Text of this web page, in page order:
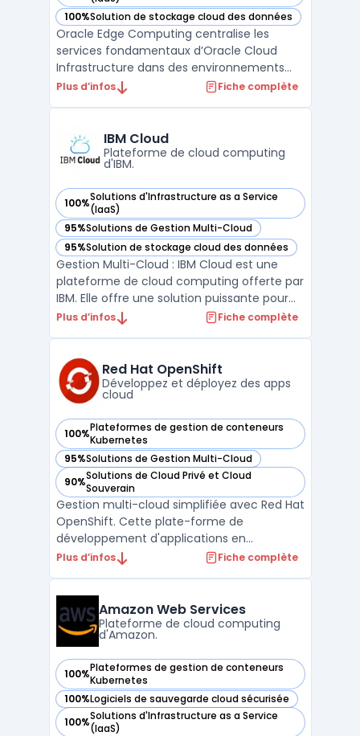
100%Solution de stockage cloud des données
— voir Oracle Cloud Infrastructure dans cette catégorie
Oracle Edge Computing centralise les
services fondamentaux d’Oracle Cloud
Infrastructure dans des environnements
distribués, sur site ou isolés. Les entreprises
renforcées disposent d'une solution pour
traiter leu ...
Plus d’infos Fiche complète
IBM Cloud
Plateforme de cloud computing
d'IBM.
100%Solutions d'Infrastructure as a Service
(IaaS)
— voir IBM Cloud dans cette catégorie
95%Solutions de Gestion Multi-Cloud
— voir IBM Cloud dans cette catégorie
95%Solution de stockage cloud des données
— voir IBM Cloud dans cette catégorie
Gestion Multi-Cloud : IBM Cloud est une
plateforme de cloud computing offerte par
IBM. Elle offre une solution puissante pour
les entreprises qui souhaitent migrer leurs
cloud, ce qui signifie qu'elle permet aux
entrep ...
Plus d’infos Fiche complète
Red Hat OpenShift
Développez et déployez des apps
cloud
100%Plateformes de gestion de conteneurs
Kubernetes
— voir Red Hat OpenShift dans cette catégorie
95%Solutions de Gestion Multi-Cloud
— voir Red Hat OpenShift dans cette catégorie
90%Solutions de Cloud Privé et Cloud
Souverain
— voir Red Hat OpenShift dans cette catégorie
Gestion multi-cloud simplifiée avec Red Hat
OpenShift. Cette plate-forme de
développement d'applications en
conteneurs basée sur Kubernetes offre une
d'applications dans différents
environnements de cloud. Avec Red Hat
Open ...
Plus d’infos Fiche complète
Amazon Web Services
Plateforme de cloud computing
d'Amazon.
100%Plateformes de gestion de conteneurs
Kubernetes
— voir Amazon Web Services dans cette catégorie
100%Logiciels de sauvegarde cloud sécurisée
— voir Amazon Web Services dans cette catégorie
100%Solutions d'Infrastructure as a Service
(IaaS)
— voir Amazon Web Services dans cette catégorie